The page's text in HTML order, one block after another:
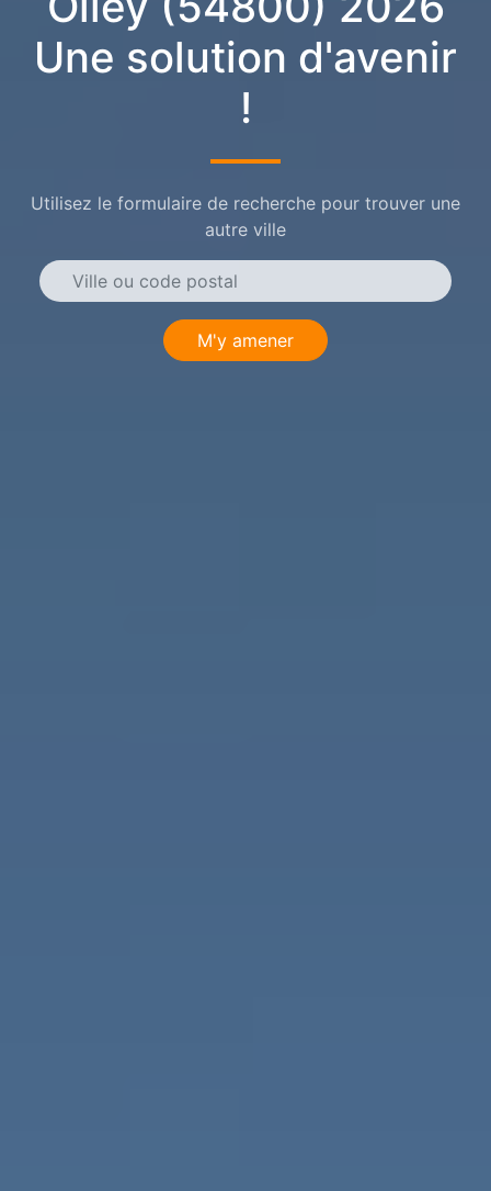
Une solution d'avenir
!
Utilisez le formulaire de recherche pour trouver une
autre ville
M'y amener